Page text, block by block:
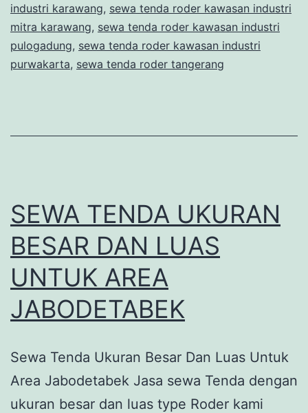
industri karawang, sewa tenda roder kawasan industri
mitra karawang, sewa tenda roder kawasan industri
pulogadung, sewa tenda roder kawasan industri
purwakarta, sewa tenda roder tangerang
SEWA TENDA UKURAN
BESAR DAN LUAS
UNTUK AREA
JABODETABEK
Sewa Tenda Ukuran Besar Dan Luas Untuk
Area Jabodetabek Jasa sewa Tenda dengan
ukuran besar dan luas type Roder kami